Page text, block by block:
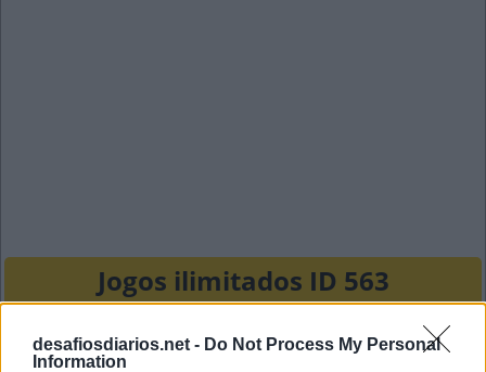
desafiosdiarios.net - Do Not Process My Personal
Information
Jogos ilimitados ID 563
A L